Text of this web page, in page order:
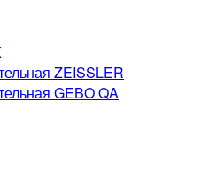
ZEISSLER
GEBO QA